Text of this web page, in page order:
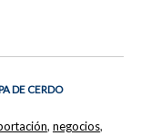
DE CERDO
, negocios,